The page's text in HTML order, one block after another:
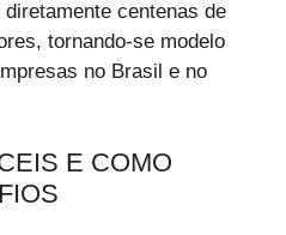
centenas de
tornando-se modelo
no Brasil e no
E COMO